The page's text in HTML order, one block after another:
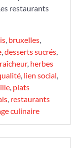
restaurants
, bruxelles,
,desserts sucrés,
, herbes
, lien social,
, plats
, restaurants
culinaire